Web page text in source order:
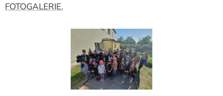
FOTOGALERIE.